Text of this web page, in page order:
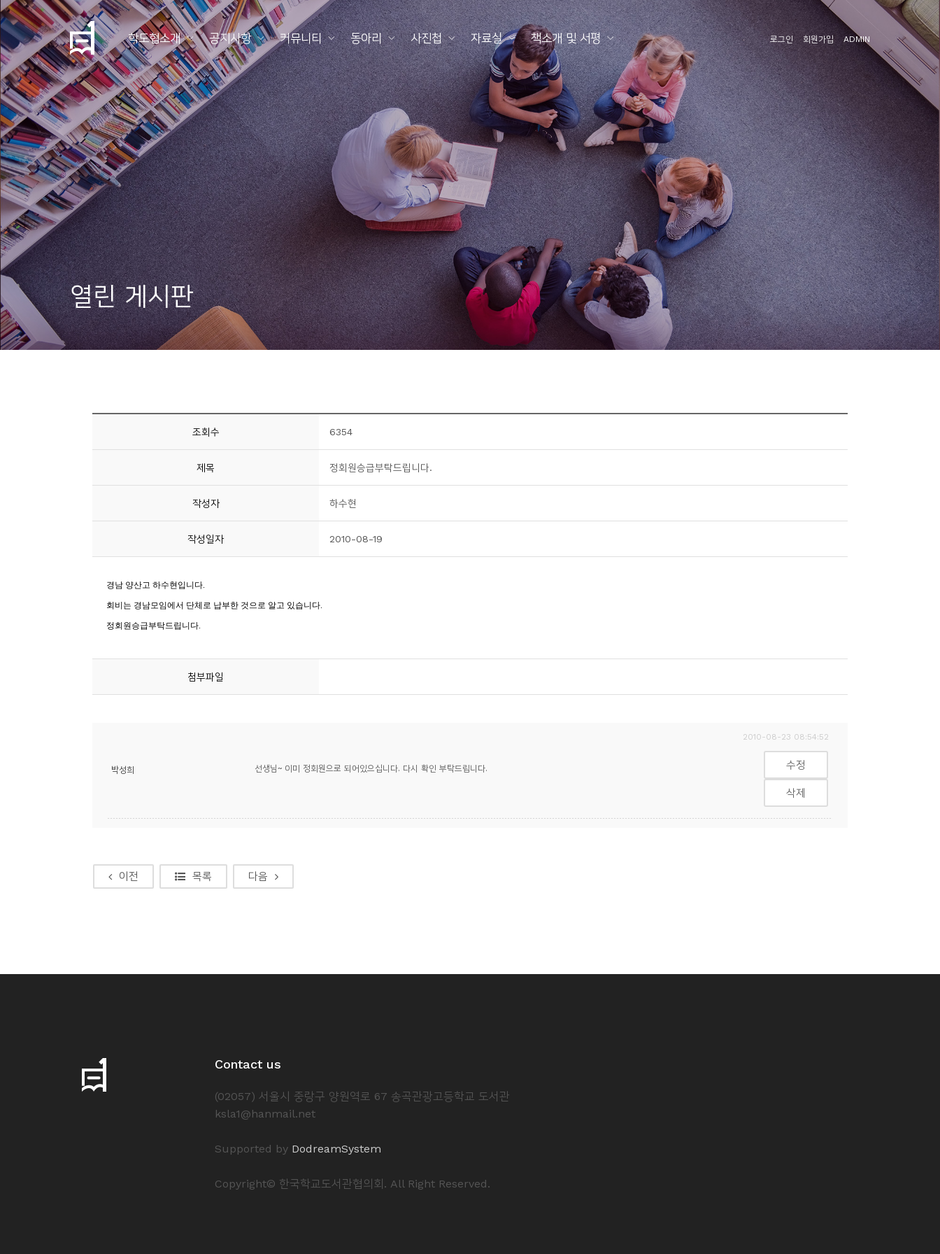
학도협소개 공지사항 커뮤니티 동아리 사진첩 자료실 책소개 및 서평 로그인 회원가입 ADMIN
열린 게시판
조회수 6354
제목 정회원승급부탁드립니다.
작성자 하수현
작성일자 2010-08-19
첨부파일
박성희 선생님~ 이미 정회원으로 되어있으십니다. 다시 확인 부탁드립니다.
2010-08-23 08:54:52
수정
삭제
이전 목록 다음
Contact us
(02057) 서울시 중랑구 양원역로 67 송곡관광고등학교 도서관
ksla1@hanmail.net
Supported by DodreamSystem
Copyright© 한국학교도서관협의회. All Right Reserved.
학
도
협
소
개
공
지
사
항
커
니
티